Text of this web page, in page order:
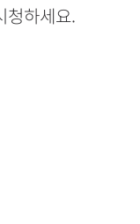
청하세요.